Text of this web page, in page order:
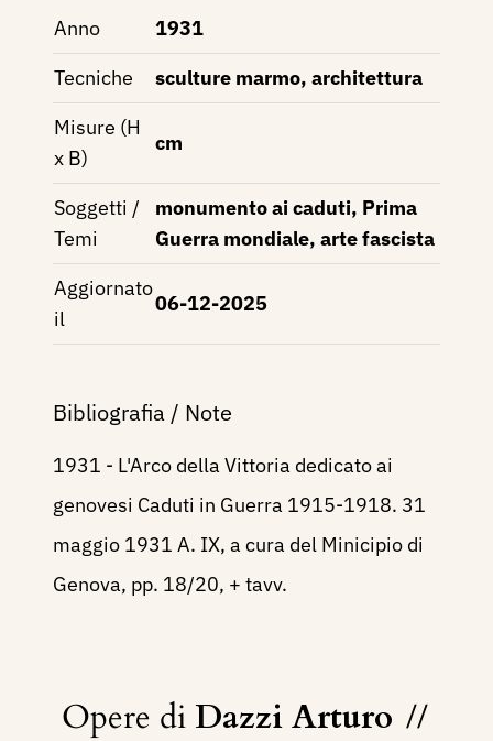
Anno
1931
Tecniche
sculture marmo, architettura
Misure (H
x B)
cm
Soggetti /
Temi
monumento ai caduti, Prima
Guerra mondiale, arte fascista
Aggiornato
il
06-12-2025
Bibliografia / Note
1931 - L'Arco della Vittoria dedicato ai
genovesi Caduti in Guerra 1915-1918. 31
maggio 1931 A. IX, a cura del Minicipio di
Genova, pp. 18/20, + tavv.
Opere diDazzi Arturo //